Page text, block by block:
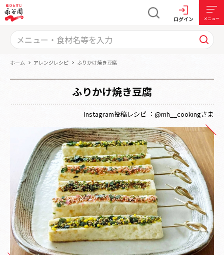
ログイン メニュー
ホーム アレンジレシピ ふりかけ焼き豆腐
ふりかけ焼き豆腐
Instagram投稿レシピ ：@mh__cookingさま